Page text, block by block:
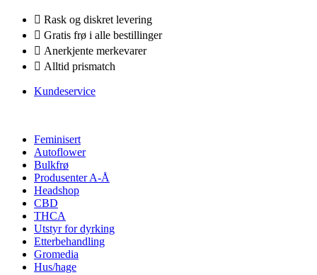
Rask og diskret levering
Gratis frø i alle bestillinger
Anerkjente merkevarer
Alltid prismatch
Kundeservice
Feminisert
Autoflower
Bulkfrø
Produsenter A-Å
Headshop
CBD
THCA
Utstyr for dyrking
Etterbehandling
Gromedia
Hus/hage